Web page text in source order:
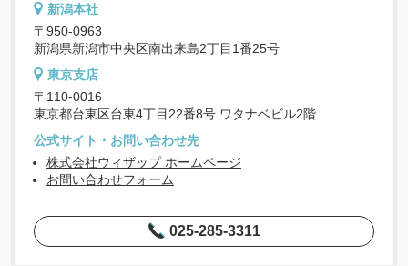
新潟本社
〒950-0963
新潟県新潟市中央区南出来島2丁目1番25号
東京支店
〒110-0016
東京都台東区台東4丁目22番8号 ワタナベビル2階
公式サイト・お問い合わせ先
株式会社ウィザップ ホームページ
お問い合わせフォーム
025-285-3311